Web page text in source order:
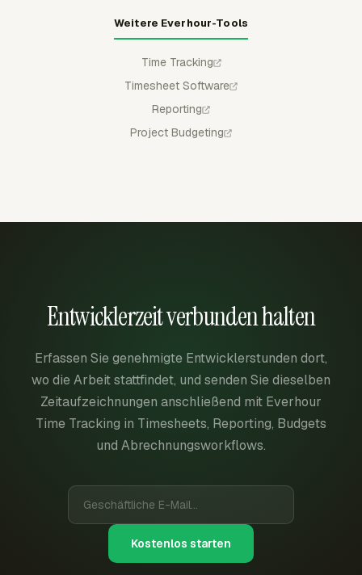
Weitere Everhour-Tools
Time Tracking
Timesheet Software
Reporting
Project Budgeting
Entwicklerzeit verbunden halten
Erfassen Sie genehmigte Entwicklerstunden dort,
wo die Arbeit stattfindet, und senden Sie dieselben
Zeitaufzeichnungen anschließend mit Everhour
Time Tracking in Timesheets, Reporting, Budgets
und Abrechnungsworkflows.
Kostenlos starten